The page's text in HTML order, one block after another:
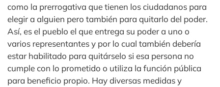
como la prerrogativa que tienen los ciudadanos para
elegir a alguien pero también para quitarlo del poder.
Así, es el pueblo el que entrega su poder a uno o
varios representantes y por lo cual también debería
estar habilitado para quitárselo si esa persona no
cumple con lo prometido o utiliza la función pública
para beneficio propio. Hay diversas medidas y